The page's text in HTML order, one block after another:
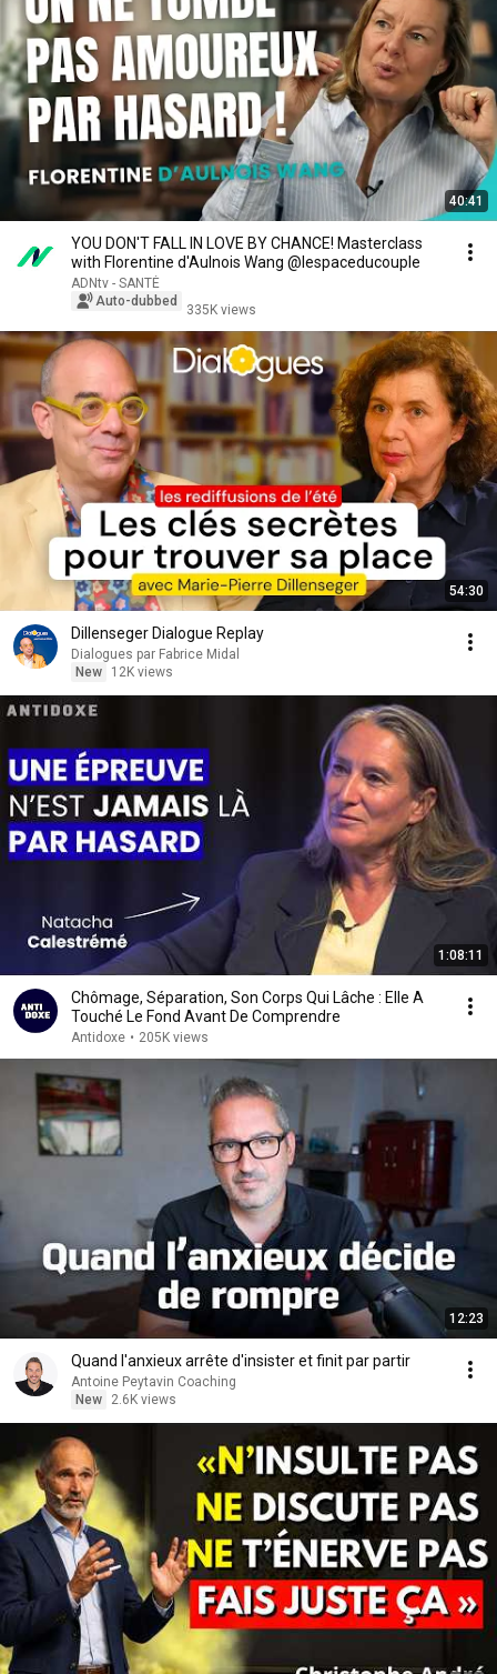
40:41
YOU DON'T FALL IN LOVE BY CHANCE! Masterclass
with Florentine d'Aulnois Wang @lespaceducouple
ADNtv - SANTÉ
Auto-dubbed
335K views
54:30
Dillenseger Dialogue Replay
Dialogues par Fabrice Midal
New
12K views
1:08:11
Chômage, Séparation, Son Corps Qui Lâche : Elle A
Touché Le Fond Avant De Comprendre
Antidoxe • 205K views
12:23
Quand l'anxieux arrête d'insister et finit par partir
Antoine Peytavin Coaching
New
2.6K views